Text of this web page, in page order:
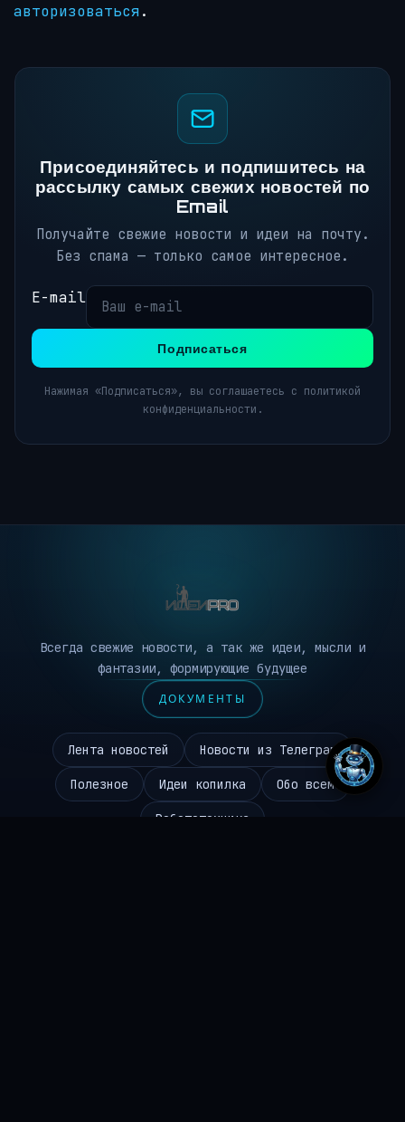
авторизоваться.
Присоединяйтесь и подпишитесь на
рассылку самых свежих новостей по
Email
Получайте свежие новости и идеи на почту.
Без спама — только самое интересное.
E-mail
Подписаться
Нажимая «Подписаться», вы соглашаетесь с политикой
конфиденциальности.
Всегда свежие новости, а так же идеи, мысли и
фантазии, формирующие будущее
ДОКУМЕНТЫ
Лента новостей Новости из Телеграм
Полезное Идеи копилка Обо всем
Робототехника